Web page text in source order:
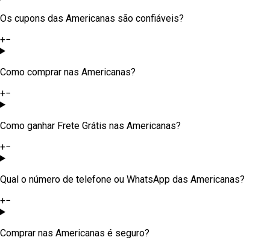
Os cupons das Americanas são confiáveis?
+−
Como comprar nas Americanas?
+−
Como ganhar Frete Grátis nas Americanas?
+−
Qual o número de telefone ou WhatsApp das Americanas?
+−
Comprar nas Americanas é seguro?